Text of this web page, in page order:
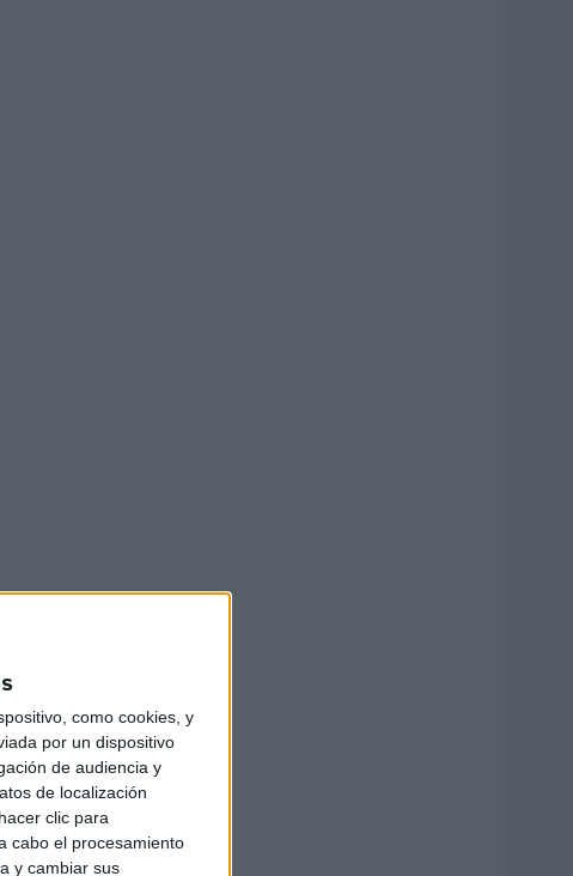
como cookies, y
por un dispositivo
de audiencia y
de localización
clic para
cabo el procesamiento
y cambiar sus